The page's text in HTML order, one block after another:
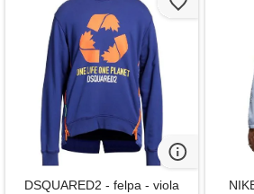
DSQUARED2 - felpa - viola